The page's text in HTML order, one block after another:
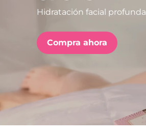
Hidratación facial profunda
Compra ahora
issa™ Teeth Whitening Set
FAQ™ Dual LED Panel
POPULAR